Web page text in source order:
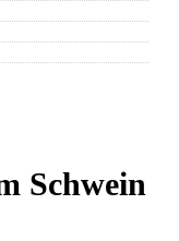
Schwein